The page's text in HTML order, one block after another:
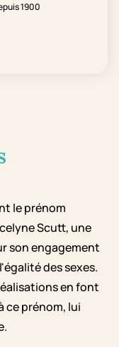
1900
le prénom
Scutt, une
son engagement
des sexes.
en font
ce prénom, lui